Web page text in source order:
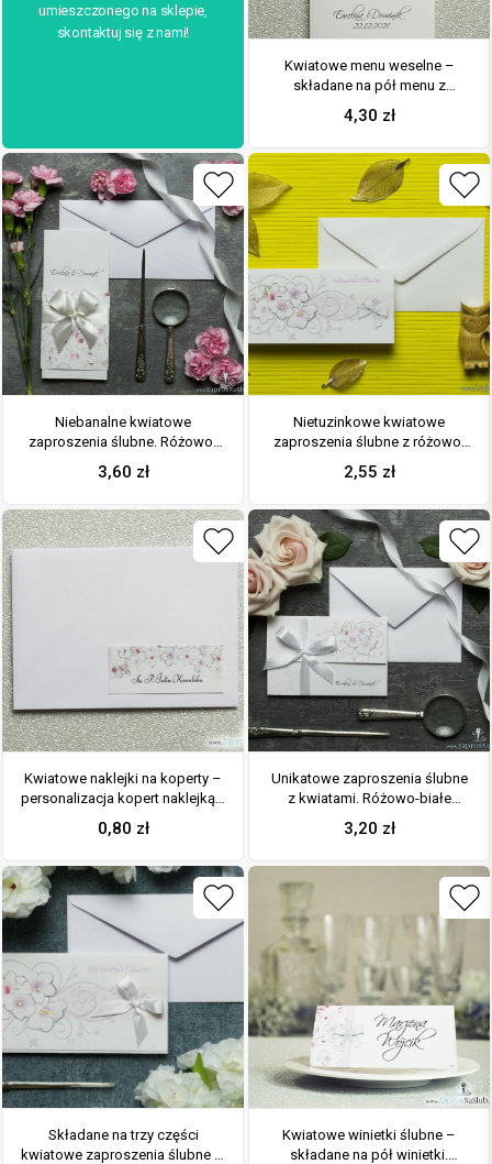
umieszczonego na sklepie,
skontaktuj się z nami!
Kwiatowe menu weselne –
składane na pół menu z
różowo-białymi kwiatami oraz
białą wstążką
4,30 zł
Niebanalne kwiatowe
zaproszenia ślubne. Różowo-
białe kwiaty, biała wstążka i
wnętrze wkładane w okładkę.
3,60 zł
Nietuzinkowe kwiatowe
zaproszenia ślubne z różowo-
białymi kwiatami i motywem
ozdobnym. ZAP-94-07
2,55 zł
Kwiatowe naklejki na koperty –
personalizacja kopert naklejką z
różowo-białymi kwiatami
0,80 zł
Unikatowe zaproszenia ślubne
z kwiatami. Różowo-białe
kwiaty i wstążka w białym
kolorze. ZAP-93-07
3,20 zł
Składane na trzy części
kwiatowe zaproszenia ślubne w
Kwiatowe winietki ślubne –
składane na pół winietki.